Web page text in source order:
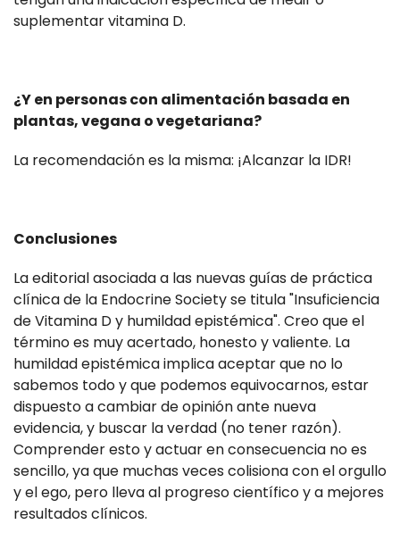
suplementar vitamina D.
¿Y en personas con alimentación basada en
plantas, vegana o vegetariana?
La recomendación es la misma: ¡Alcanzar la IDR!
Conclusiones
La editorial asociada a las nuevas guías de práctica
clínica de la Endocrine Society se titula "Insuficiencia
de Vitamina D y humildad epistémica". Creo que el
término es muy acertado, honesto y valiente. La
humildad epistémica implica aceptar que no lo
sabemos todo y que podemos equivocarnos, estar
dispuesto a cambiar de opinión ante nueva
evidencia, y buscar la verdad (no tener razón).
Comprender esto y actuar en consecuencia no es
sencillo, ya que muchas veces colisiona con el orgullo
y el ego, pero lleva al progreso científico y a mejores
resultados clínicos.